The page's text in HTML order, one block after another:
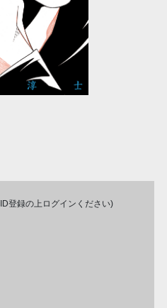
登録の上ログインください)